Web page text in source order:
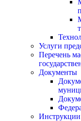
Услуги
Перечень
Документы